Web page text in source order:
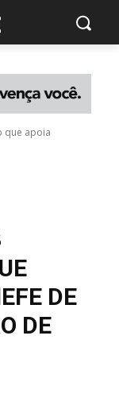
que apoia
DE
DE